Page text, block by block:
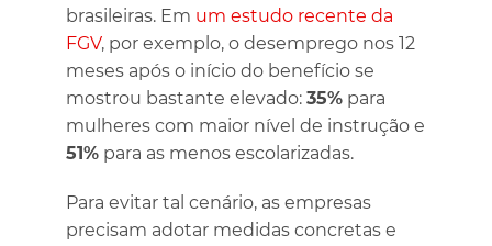
brasileiras. Em um estudo recente da
FGV, por exemplo, o desemprego nos 12
meses após o início do benefício se
mostrou bastante elevado: 35% para
mulheres com maior nível de instrução e
51% para as menos escolarizadas.
Para evitar tal cenário, as empresas
precisam adotar medidas concretas e